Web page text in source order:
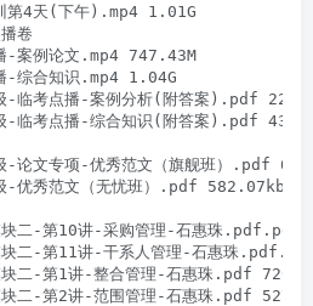
第4天(下午).mp4 1.01G
卷
-案例论文.mp4 747.43M
-综合知识.mp4 1.04G
-临考点播-案例分析(附答案).pdf
-临考点播-综合知识(附答案).pdf
-论文专项-优秀范文（旗舰班）.pdf
-优秀范文（无忧班）.pdf 582.07kb
块二-第10讲-采购管理-石惠珠.pdf.pdf
块二-第11讲-干系人管理-石惠珠
二-第1讲-整合管理-石惠珠.pdf
二-第2讲-范围管理-石惠珠.pdf